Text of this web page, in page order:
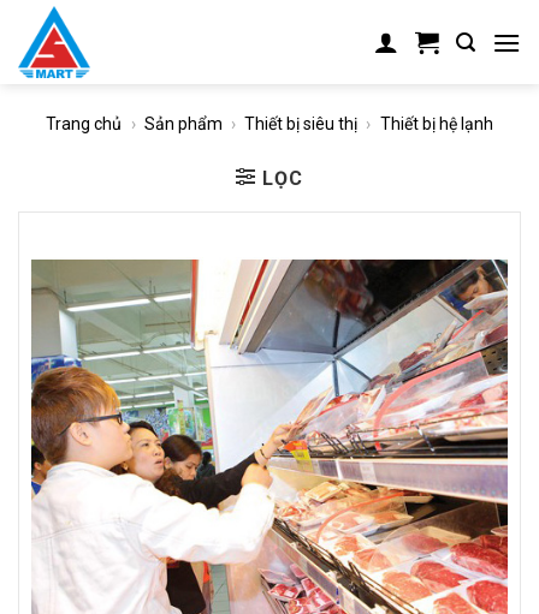
content
Trang chủ › Sản phẩm › Thiết bị siêu thị › Thiết bị hệ lạnh
LỌC